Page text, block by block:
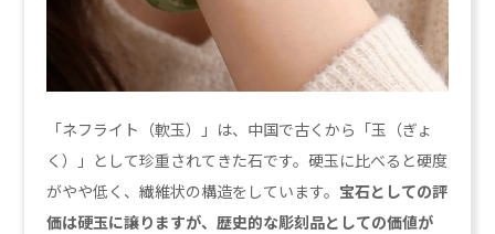
「ネフライト（軟玉）」は、中国で古くから「玉（ぎょ
く）」として珍重されてきた石です。硬玉に比べると硬度
がやや低く、繊維状の構造をしています。 宝石としての評
価は硬玉に譲りますが、歴史的な彫刻品としての価値が